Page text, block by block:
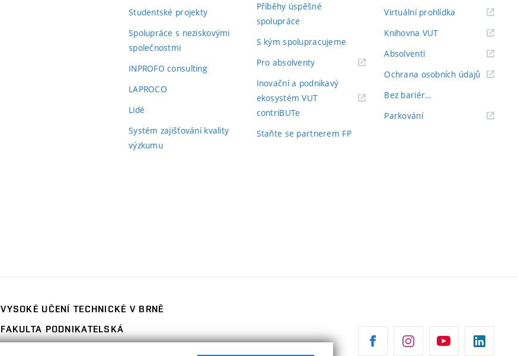
Studentské projekty
Spolupráce s neziskovými
společnostmi
INPROFO consulting
LAPROCO
Lidé
Systém zajišťování kvality
výzkumu
Příběhy úspěšné
spolupráce
S kým spolupracujeme
Pro absolventy(externí
Inovační a podnikavý
ekosystém VUT
contriBUTe
Staňte se partnerem FP
Virtuální prohlídka
Knihovna VUT(externí
Absolventi(externí
Ochrana osobních údajů(externí
Bez bariér…
Parkování(externí
VYSOKÉ UČENÍ TECHNICKÉ V BRNĚ
FAKULTA PODNIKATELSKÁ